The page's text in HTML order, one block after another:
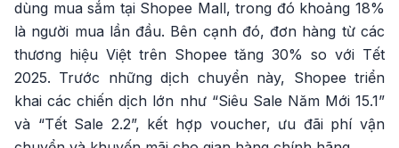
dùng mua sắm tại Shopee Mall, trong đó khoảng 18%
là người mua lần đầu. Bên cạnh đó, đơn hàng từ các
thương hiệu Việt trên Shopee tăng 30% so với Tết
2025. Trước những dịch chuyển này, Shopee triển
khai các chiến dịch lớn như “Siêu Sale Năm Mới 15.1”
và “Tết Sale 2.2”, kết hợp voucher, ưu đãi phí vận